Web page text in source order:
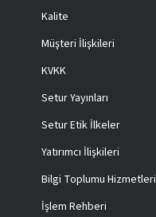
Kalite
Müşteri İlişkileri
KVKK
Setur Yayınları
Setur Etik İlkeler
Yatırımcı İlişkileri
Bilgi Toplumu Hizmetleri
İşlem Rehberi